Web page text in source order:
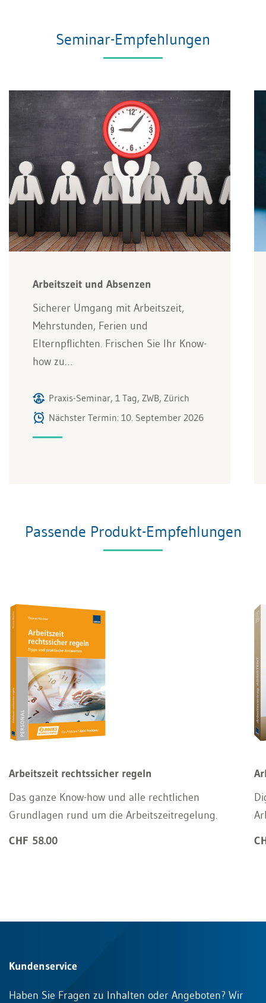
Seminar-Empfehlungen
Arbeitszeit und Absenzen
Sicherer Umgang mit Arbeitszeit,
Mehrstunden, Ferien und
Elternpflichten. Frischen Sie Ihr Know-
how zu…
Praxis-Seminar, 1 Tag, ZWB, Zürich
Nächster Termin: 10. September 2026
Passende Produkt-Empfehlungen
Arbeitszeit rechtssicher regeln
Das ganze Know-how und alle rechtlichen
Grundlagen rund um die Arbeitszeitregelung.
CHF 58.00
Kundenservice
Haben Sie Fragen zu Inhalten oder Angeboten? Wir